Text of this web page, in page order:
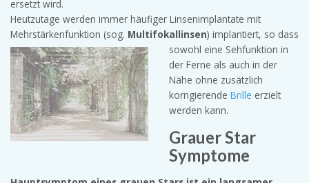
ersetzt wird.
Heutzutage werden immer häufiger Linsenimplantate mit
Mehrstärkenfunktion (sog. Multifokallinsen) implantiert, so dass
sowohl eine Sehfunktion in
der Ferne als auch in der
Nähe ohne zusätzlich
korrigierende Brille erzielt
werden kann.
Grauer Star
Symptome